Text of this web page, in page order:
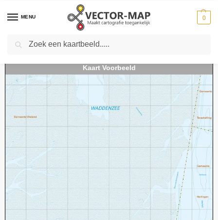
MENU 0
Home Kaarten - Topografische kaarten